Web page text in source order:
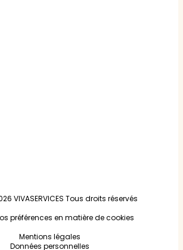
VIVASERVICES Tous droits réservés
préférences en matière de cookies
Mentions légales
Données personnelles